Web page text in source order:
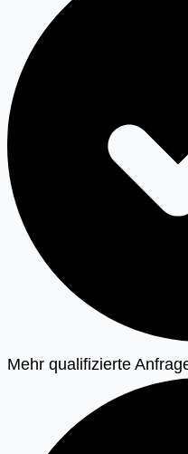
Mehr qualifizierte